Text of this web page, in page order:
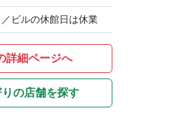
ビルの休館日は休業
詳細ページへ
の店舗を探す